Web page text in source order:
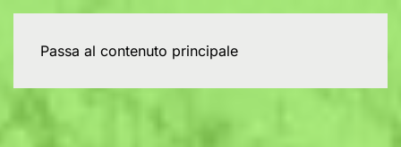
Passa al contenuto principale